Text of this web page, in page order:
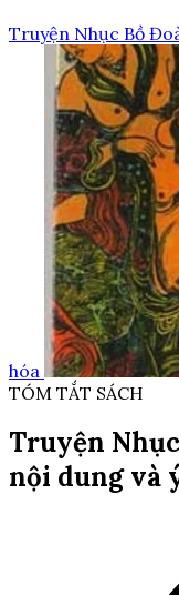
Truyện Nhục Bồ
hóa
TÓM TẮT SÁCH
Truyện
nội dung và